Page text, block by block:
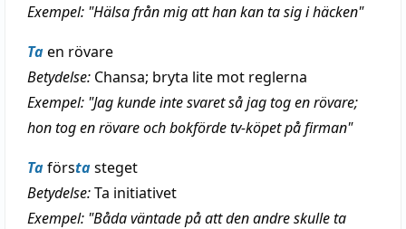
Exempel: "Hälsa från mig att han kan ta sig i häcken"
Taen rövare
Betydelse: Chansa; bryta lite mot reglerna
Exempel: "Jag kunde inte svaret så jag tog en rövare;
hon tog en rövare och bokförde tv-köpet på firman"
Taförstasteget
Betydelse:Ta initiativet
Exempel: "Båda väntade på att den andre skulle ta